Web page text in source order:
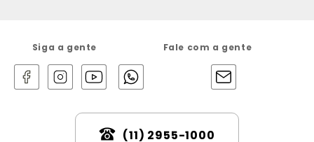
Siga a gente Fale com a gente
(11) 2955-1000